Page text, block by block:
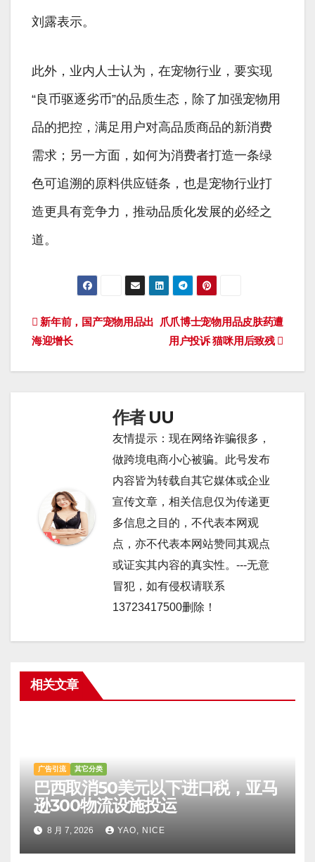
刘露表示。
此外，业内人士认为，在宠物行业，要实现
“良币驱逐劣币”的品质生态，除了加强宠物用
品的把控，满足用户对高品质商品的新消费
需求；另一方面，如何为消费者打造一条绿
色可追溯的原料供应链条，也是宠物行业打
造更具有竞争力，推动品质化发展的必经之
道。
文
章
爪爪博士宠物用品皮肤药遭
用户投诉 猫咪用后致残
新年前，国产宠物用品出
海迎增长
作者 UU
友情提示：现在网络诈骗很多，
做跨境电商小心被骗。此号发布
内容皆为转载自其它媒体或企业
宣传文章，相关信息仅为传递更
多信息之目的，不代表本网观
点，亦不代表本网站赞同其观点
或证实其内容的真实性。---无意
冒犯，如有侵权请联系
13723417500删除！
相关文章
广告引流 其它分类
巴西取消50美元以下进口税，亚马
逊300物流设施投运
8 月 7, 2026 YAO, NICE